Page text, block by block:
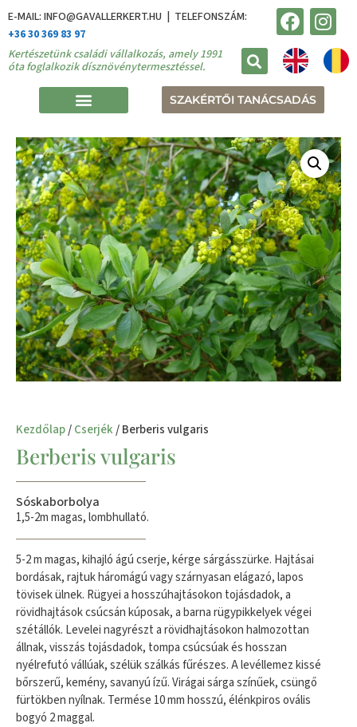
E-MAIL: INFO@GAVALLERKERT.HU | TELEFONSZÁM:
+36 30 369 83 97
Kertészetünk családi vállalkozás, amely 1991
óta foglalkozik dísznövénytermesztéssel.
SZAKÉRTŐI TANÁCSADÁS
Kezdőlap/Cserjék/ Berberis vulgaris
Berberis vulgaris
Sóskaborbolya
1,5-2m magas, lombhullató.
5-2 m magas, kihajló ágú cserje, kérge sárgásszürke. Hajtásai
bordásak, rajtuk háromágú vagy szárnyasan elágazó, lapos
tövisek ülnek. Rügyei a hosszúhajtásokon tojásdadok, a
rövidhajtások csúcsán kúposak, a barna rügypikkelyek végei
szétállók. Levelei nagyrészt a rövidhajtásokon halmozottan
állnak, visszás tojásdadok, tompa csúcsúak és hosszan
nyélrefutó vállúak, szélük szálkás fűrészes. A levéllemez kissé
bőrszerű, kemény, savanyú ízű. Virágai sárga színűek, csüngő
fürtökben nyílnak. Termése 10 mm hosszú, élénkpiros ovális
bogyó 2 maggal.